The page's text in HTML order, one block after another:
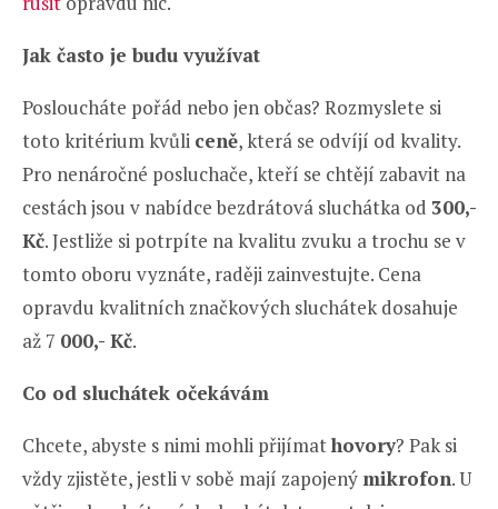
Jak často je budu využívat
Posloucháte pořád nebo jen občas? Rozmyslete si
toto kritérium kvůli ceně, která se odvíjí od kvality.
Pro nenáročné posluchače, kteří se chtějí zabavit na
cestách jsou v nabídce bezdrátová sluchátka od 300,-
Kč. Jestliže si potrpíte na kvalitu zvuku a trochu se v
tomto oboru vyznáte, raději zainvestujte. Cena
opravdu kvalitních značkových sluchátek dosahuje
až 7 000,- Kč.
Co od sluchátek očekávám
Chcete, abyste s nimi mohli přijímathovory? Pak si
vždy zjistěte, jestli v sobě mají zapojený mikrofon. U